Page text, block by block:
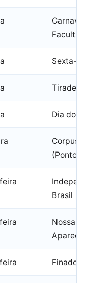
Sexta-
Dia do
Corpus
(Ponto
Brasil
Nossa
Finados